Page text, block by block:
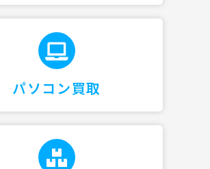
パソコン買取